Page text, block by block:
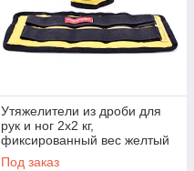
Утяжелители из дроби для
рук и ног 2х2 кг,
фиксированный вес желтый
Под заказ